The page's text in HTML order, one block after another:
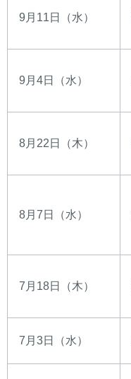
9月11日（水）
9月4日（水）
8月22日（木）
8月7日（水）
7月18日（木）
7月3日（水）